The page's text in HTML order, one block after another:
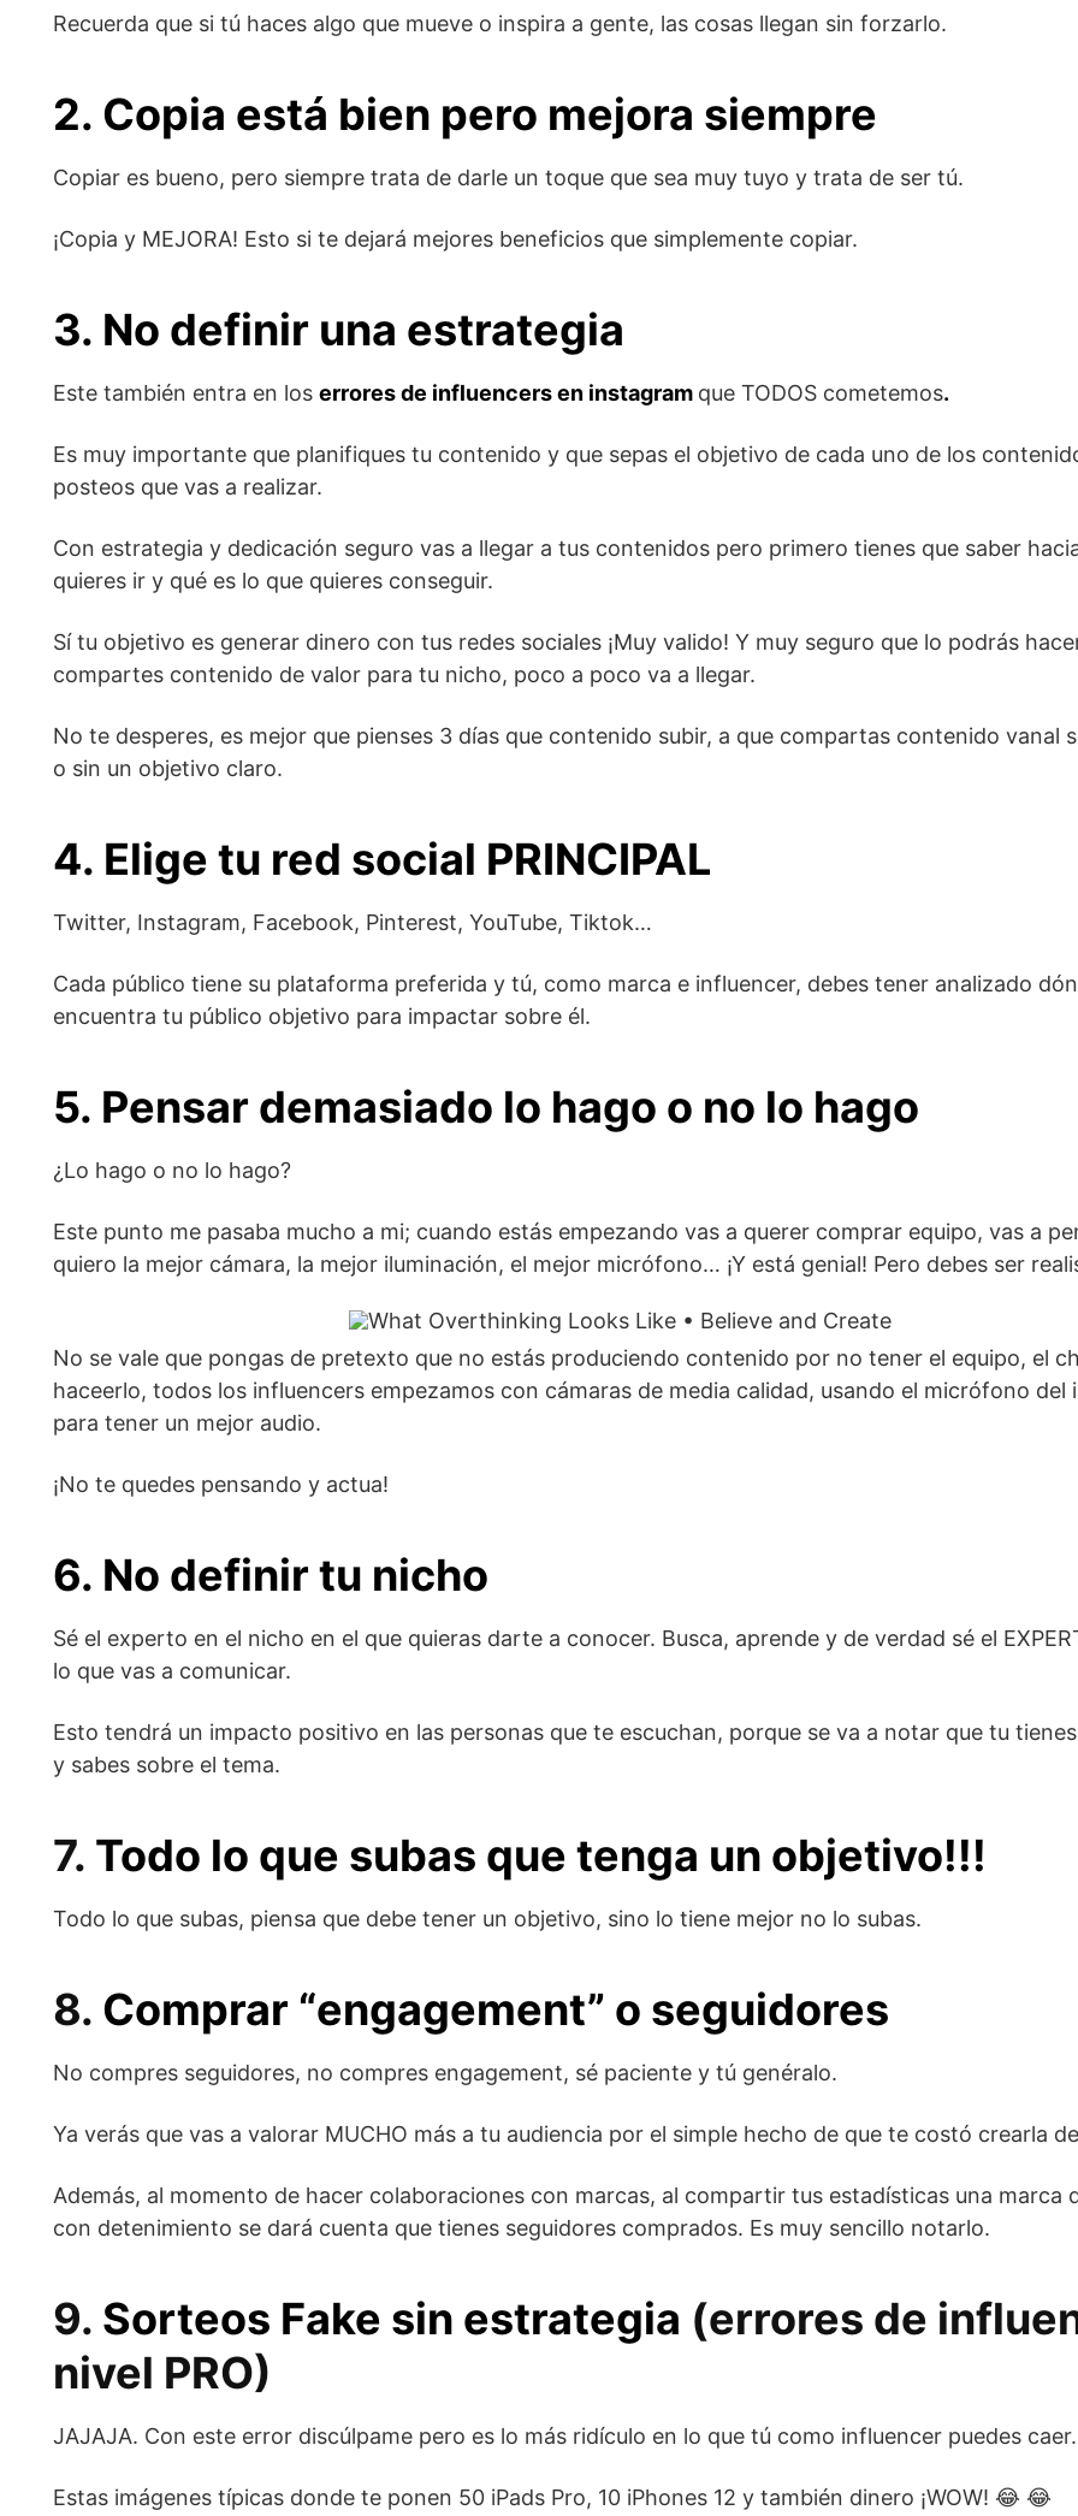
Recuerda que si tú haces algo que mueve o inspira a gente, las cosas llegan sin forzarlo.
2. Copia está bien pero mejora siempre
Copiar es bueno, pero siempre trata de darle un toque que sea muy tuyo y trata de ser tú.
¡Copia y MEJORA! Esto si te dejará mejores beneficios que simplemente copiar.
3. No definir una estrategia
Este también entra en los errores de influencers en instagram que TODOS cometemos.
Es muy importante que planifiques tu contenido y que sepas el objetivo de cada uno de los
posteos que vas a realizar.
Con estrategia y dedicación seguro vas a llegar a tus contenidos pero primero tienes que saber
quieres ir y qué es lo que quieres conseguir.
Sí tu objetivo es generar dinero con tus redes sociales ¡Muy valido! Y muy seguro que lo podrás
compartes contenido de valor para tu nicho, poco a poco va a llegar.
No te desperes, es mejor que pienses 3 días que contenido subir, a que compartas contenido vanal
o sin un objetivo claro.
4. Elige tu red social PRINCIPAL
Twitter, Instagram, Facebook, Pinterest, YouTube, Tiktok…
Cada público tiene su plataforma preferida y tú, como marca e influencer, debes tener analizado
encuentra tu público objetivo para impactar sobre él.
5. Pensar demasiado lo hago o no lo hago
¿Lo hago o no lo hago?
Este punto me pasaba mucho a mi; cuando estás empezando vas a querer comprar equipo, vas a
quiero la mejor cámara, la mejor iluminación, el mejor micrófono… ¡Y está genial! Pero debes ser
No se vale que pongas de pretexto que no estás produciendo contenido por no tener el equipo, el
haceerlo, todos los influencers empezamos con cámaras de media calidad, usando el micrófono del
para tener un mejor audio.
¡No te quedes pensando y actua!
6. No definir tu nicho
Sé el experto en el nicho en el que quieras darte a conocer. Busca, aprende y de verdad sé el
lo que vas a comunicar.
Esto tendrá un impacto positivo en las personas que te escuchan, porque se va a notar que tu
y sabes sobre el tema.
7. Todo lo que subas que tenga un objetivo!!!
Todo lo que subas, piensa que debe tener un objetivo, sino lo tiene mejor no lo subas.
8. Comprar “engagement” o seguidores
No compres seguidores, no compres engagement, sé paciente y tú genéralo.
Ya verás que vas a valorar MUCHO más a tu audiencia por el simple hecho de que te costó crearla
Además, al momento de hacer colaboraciones con marcas, al compartir tus estadísticas una marca
con detenimiento se dará cuenta que tienes seguidores comprados. Es muy sencillo notarlo.
9. Sorteos Fake sin estrategia (errores de
nivel PRO)
JAJAJA. Con este error discúlpame pero es lo más ridículo en lo que tú como influencer puedes caer.
Estas imágenes típicas donde te ponen 50 iPads Pro, 10 iPhones 12 y también dinero ¡WOW! 😂 😂